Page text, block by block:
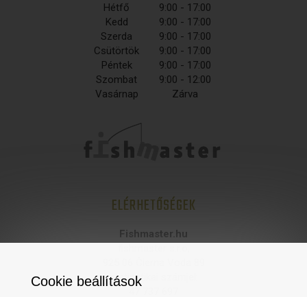
Hétfő
9:00 - 17:00
Kedd
9:00 - 17:00
Szerda
9:00 - 17:00
Csütörtök
9:00 - 17:00
Péntek
9:00 - 17:00
Szombat
9:00 - 12:00
Vasárnap
Zárva
ELÉRHETŐSÉGEK
Fishmaster.hu
statisztikai számjel:
Cookie beállítások